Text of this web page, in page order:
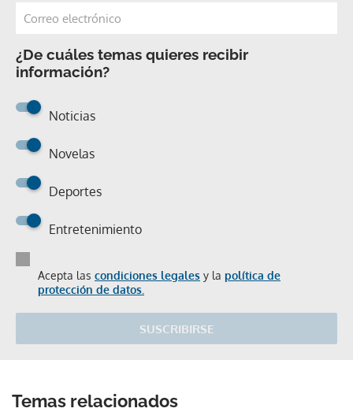
¿De cuáles temas quieres recibir
información?
Noticias
Novelas
Deportes
Entretenimiento
Acepta las condiciones legales y la política de
protección de datos.
SUSCRIBIRSE
Temas relacionados